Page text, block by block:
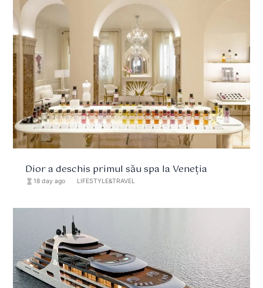
Dior a deschis primul său spa la Veneția
hourglass_full 18 day ago LIFESTYLE&TRAVEL